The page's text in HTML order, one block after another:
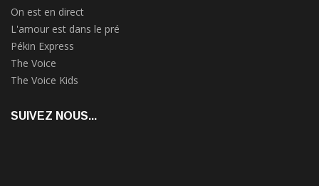
On est en direct
L'amour est dans le pré
Pékin Express
The Voice
The Voice Kids
SUIVEZ NOUS...